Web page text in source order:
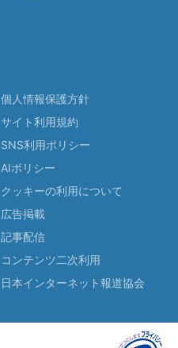
個人情報保護方針
サイト利用規約
SNS利用ポリシー
AIポリシー
クッキーの利用について
広告掲載
記事配信
コンテンツ二次利用
日本インターネット報道協会